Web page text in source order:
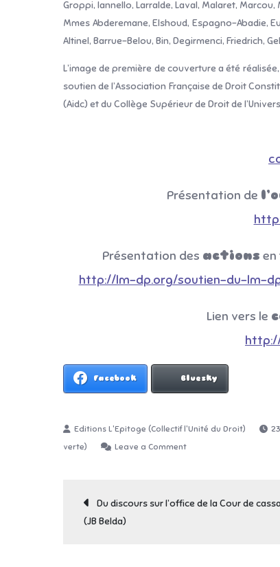
Groppi, Iannello, Larralde, Laval, Malaret,
Mmes Abderemane, Elshoud, Espagno-Abadie,
Altinel, Barrue-Belou, Bin, Degirmenci, Friedrich,
L’image de première de couverture a été
soutien de l’Association Française de Droit
(Aidc) et du Collège Supérieur de Droit de
Présentation de
Présentation des actions en
http://lm-dp.org/soutien-du-lm-
Lien vers le
Facebook Bluesky
verte)
Leave a Commenton
En
Navigation
Du discours sur l’office de la Cour de
(JB Belda)